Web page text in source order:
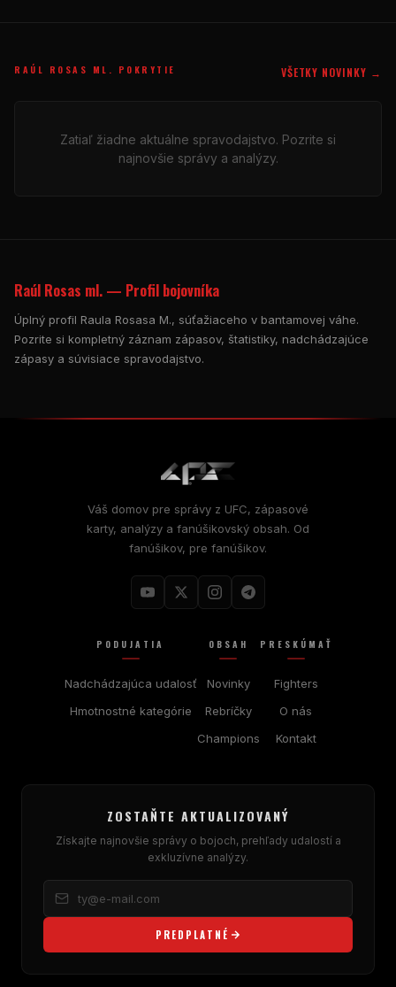
RAÚL ROSAS ML. POKRYTIE VŠETKY NOVINKY →
Zatiaľ žiadne aktuálne spravodajstvo. Pozrite si
najnovšie správy a analýzy.
Raúl Rosas ml. — Profil bojovníka
Úplný profil Raula Rosasa M., súťažiaceho v bantamovej váhe.
Pozrite si kompletný záznam zápasov, štatistiky, nadchádzajúce
zápasy a súvisiace spravodajstvo.
Váš domov pre správy z UFC, zápasové
karty, analýzy a fanúšikovský obsah. Od
fanúšikov, pre fanúšikov.
PODUJATIA
Nadchádzajúca udalosť
Hmotnostné kategórie
OBSAH
Novinky
Rebríčky
Champions
PRESKÚMAŤ
Fighters
O nás
Kontakt
ZOSTAŇTE AKTUALIZOVANÝ
Získajte najnovšie správy o bojoch, prehľady udalostí a
exkluzívne analýzy.
PREDPLATNÉ